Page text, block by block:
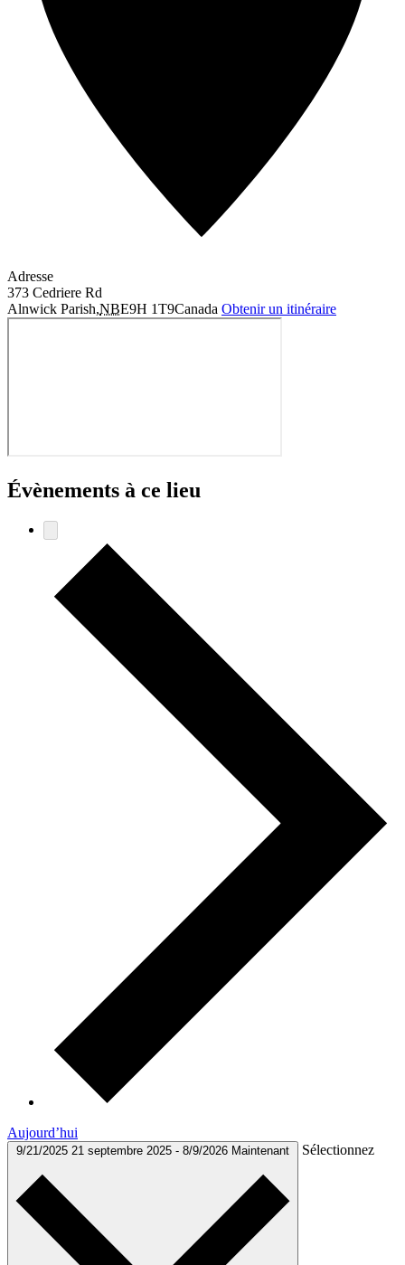
Adresse
373 Cedriere Rd
Alnwick Parish,NBE9H 1T9Canada Obtenir un itinéraire
Évènements à ce lieu
Aujourd’hui
9/21/2025 21 septembre 2025 - 8/9/2026 Maintenant Sélectionnez